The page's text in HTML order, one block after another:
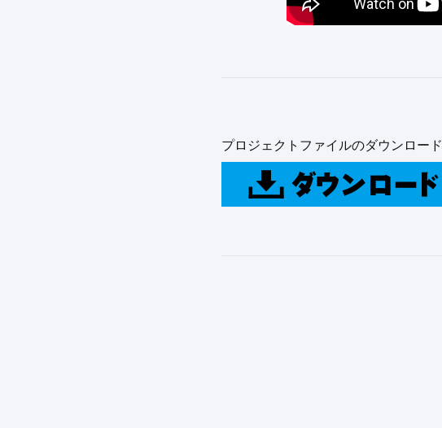
プロジェクトファイルのダウンロード